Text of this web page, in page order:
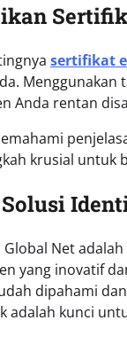
sertifikat
Anda rentan
krusial
Global Net
yang inovatif
dipahami
adalah kunci